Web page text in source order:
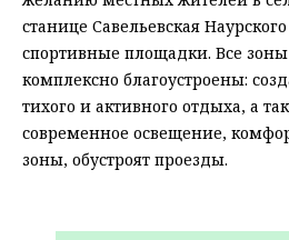
станице Савельевская
спортивные площадки. Все зоны
комплексно благоустроены:
тихого и активного отдыха, а
современное освещение,
зоны, обустроят проезды.